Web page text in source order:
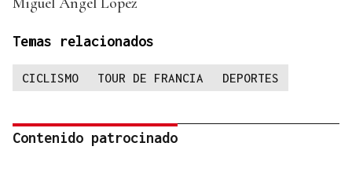
Temas relacionados
CICLISMO TOUR DE FRANCIA DEPORTES
Contenido patrocinado